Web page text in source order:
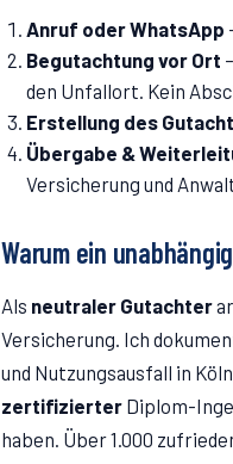
Anruf oder WhatsApp
Begutachtung vor Ort –
den Unfallort. Kein
Erstellung des
Übergabe &
Versicherung und
Warum ein
Als neutraler Gutachter
Versicherung. Ich
und Nutzungsausfall in
zertifizierter Diplom-
haben. Über 1.000